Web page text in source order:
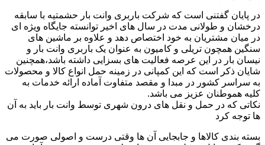
در پایان گفتنی است که شرکت باربری وانت بار حشمتیه با سابقه
درخشان و طولانی مدت در سال های اخیر توانسته جایگاه ویژه ای
در میان مشتریان به خود اختصاص دهد و علاوه بر ماشین های
سنگین همچون تریلی و کامیون به عنوان یک باربری وانت بار و
نیسان بار در این عرصه فعالیت های بسزایی داشته باشد،همچنین
شایان ذکر است که این کمپانی در زمینه حمل انواع کالا و محصولات
به سراسر کشور در مبدا و مقصد متفاوت آماده ارائه خدمات به
کلیه هموطنان عزیز می باشد.
نکاتی که در حمل و نقل های درون شهری توسط وانت بار باید به آن
ها توجه کرد
بسته بندی کالاها و جابجایی آن ها وقتی درست و اصولی صورت می